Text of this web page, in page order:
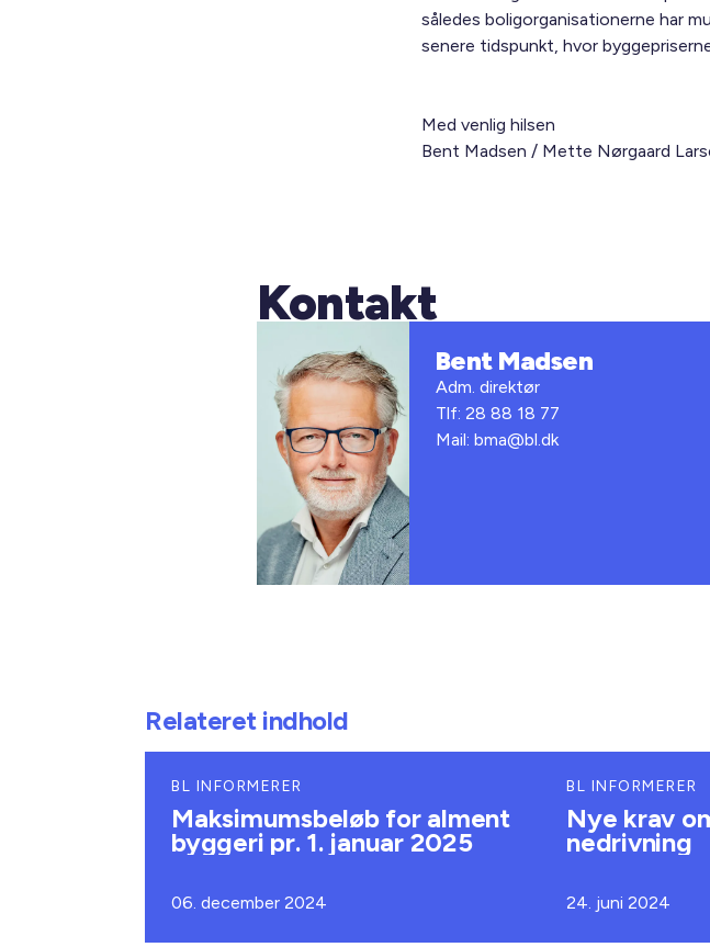
således boligorganisationerne har
senere tidspunkt, hvor
Med venlig hilsen
Bent Madsen / Mette Nørgaard
Kontakt
Bent Madsen
Adm. direktør
Tlf: 28 88 18 77
Mail: bma@bl.dk
Relateret indhold
BL INFORMERER
Maksimumsbeløb for alment
byggeri pr. 1. januar 2025
06. december 2024
BL INFORMERER
Nye krav
nedrivning
24. juni 2024